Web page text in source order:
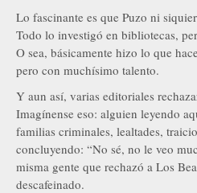
Lo fascinante es que Puzo ni
Todo lo investigó en bibliotecas,
O sea, básicamente hizo lo que
pero con muchísimo talento.
Y aun así, varias editoriales
Imagínense eso: alguien leyendo
familias criminales, lealtades,
concluyendo: “No sé, no le veo
misma gente que rechazó a Los
descafeinado.